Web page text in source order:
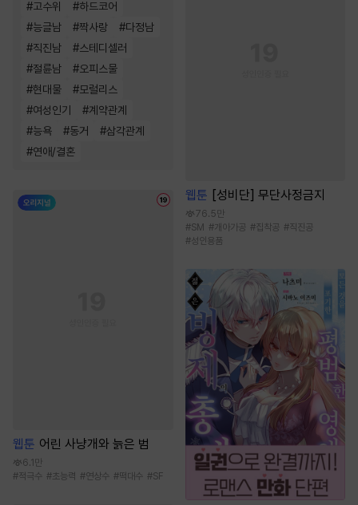
#고수위 #하드코어
#능글남 #짝사랑 #다정남
#직진남 #스테디셀러
#절륜남 #오피스물
#현대물 #모럴리스
#여성인기 #계약관계
#능욕 #동거 #삼각관계
#연애/결혼
웹툰 어린 사냥개와 늙은 범
6.1만
#적극수 #초능력 #연상수 #떡대수 #SF
웹툰 [성비단] 무단사정금지
76.5만
#SM #개아가공 #집착공 #직진공
#성인용품